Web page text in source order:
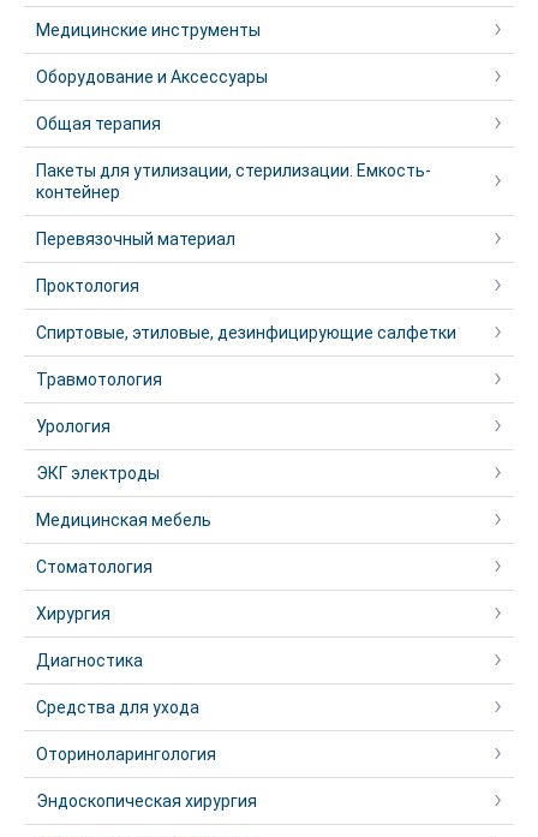
Медицинские инструменты
Оборудование и Аксессуары
Общая терапия
Пакеты для утилизации, стерилизации. Емкость-
контейнер
Перевязочный материал
Проктология
Спиртовые, этиловые, дезинфицирующие салфетки
Травмотология
Урология
ЭКГ электроды
Медицинская мебель
Стоматология
Хирургия
Диагностика
Средства для ухода
Оториноларингология
Эндоскопическая хирургия